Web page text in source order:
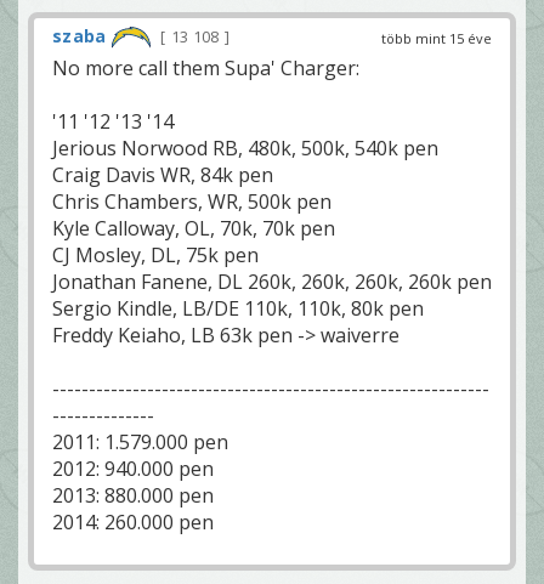
több mint 15 éve
szaba 13 108
No more call them Supa' Charger:
'11 '12 '13 '14
Jerious Norwood RB, 480k, 500k, 540k pen
Craig Davis WR, 84k pen
Chris Chambers, WR, 500k pen
Kyle Calloway, OL, 70k, 70k pen
CJ Mosley, DL, 75k pen
Jonathan Fanene, DL 260k, 260k, 260k, 260k pen
Sergio Kindle, LB/DE 110k, 110k, 80k pen
Freddy Keiaho, LB 63k pen -> waiverre
------------------------------------------------------------
--------------
2011: 1.579.000 pen
2012: 940.000 pen
2013: 880.000 pen
2014: 260.000 pen